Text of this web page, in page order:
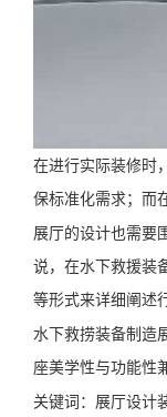
在进行实际装修时
保标准化需求；而
展厅的设计也需要
说，在水下救援装
等形式来详细阐述
水下救捞装备制造
座美学性与功能性
关键词： 展厅设计